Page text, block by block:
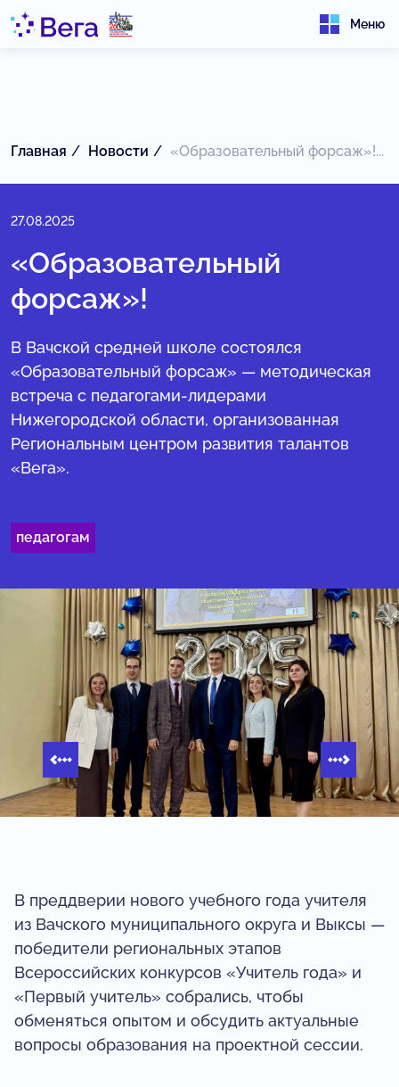
Меню
Главная Новости «Образовательный форсаж»!...
27.08.2025
«Образовательный
форсаж»!
В Вачской средней школе состоялся
«Образовательный форсаж» — методическая
встреча c педагогами-лидерами
Нижегородской области, организованная
Региональным центром развития талантов
«Вега».
педагогам
В преддверии нового учебного года учителя
из Вачского муниципального округа и Выксы —
победители региональных этапов
Всероссийских конкурсов «Учитель года» и
«Первый учитель» собрались, чтобы
обменяться опытом и обсудить актуальные
вопросы образования на проектной сессии.